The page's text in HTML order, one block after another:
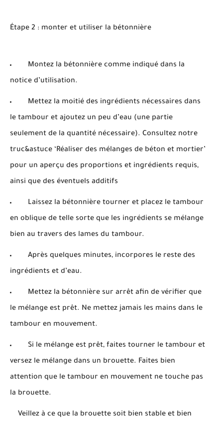
Étape 2 : monter et utiliser la bétonnière
Montez la bétonnière comme indiqué dans la
notice d’utilisation.
Mettez la moitié des ingrédients nécessaires dans
le tambour et ajoutez un peu d’eau (une partie
seulement de la quantité nécessaire). Consultez notre
truc&astuce ‘Réaliser des mélanges de béton et mortier’
pour un aperçu des proportions et ingrédients requis,
ainsi que des éventuels additifs
Laissez la bétonnière tourner et placez le tambour
en oblique de telle sorte que les ingrédients se mélange
bien au travers des lames du tambour.
Après quelques minutes, incorpores le reste des
ingrédients et d’eau.
Mettez la bétonnière sur arrêt afin de vérifier que
le mélange est prêt. Ne mettez jamais les mains dans le
tambour en mouvement.
Si le mélange est prêt, faites tourner le tambour et
versez le mélange dans un brouette. Faites bien
attention que le tambour en mouvement ne touche pas
la brouette.
Veillez à ce que la brouette soit bien stable et bien